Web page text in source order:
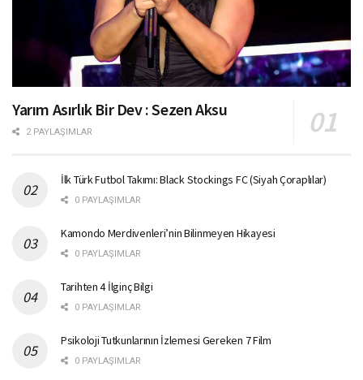
Yarım Asırlık Bir Dev : Sezen Aksu
2 PAYLAŞIMLAR
İlk Türk Futbol Takımı: Black Stockings FC (Siyah Çoraplılar)
0 PAYLAŞIMLAR
Kamondo Merdivenleri’nin Bilinmeyen Hikayesi
0 PAYLAŞIMLAR
Tarihten 4 İlginç Bilgi
0 PAYLAŞIMLAR
Psikoloji Tutkunlarının İzlemesi Gereken 7 Film
0 PAYLAŞIMLAR